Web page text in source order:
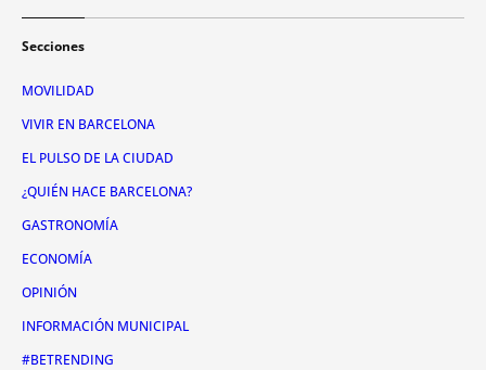
Secciones
MOVILIDAD
VIVIR EN BARCELONA
EL PULSO DE LA CIUDAD
¿QUIÉN HACE BARCELONA?
GASTRONOMÍA
ECONOMÍA
OPINIÓN
INFORMACIÓN MUNICIPAL
#BETRENDING